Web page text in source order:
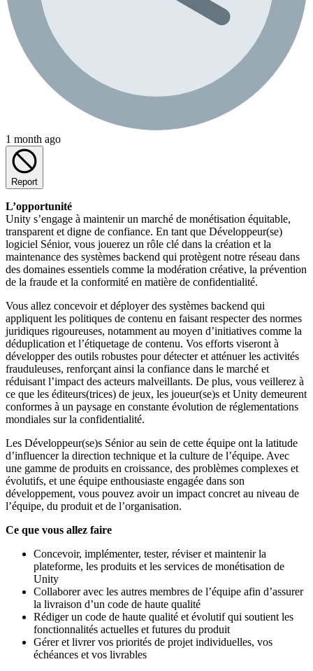
1 month ago
Report
L’opportunité
Unity s’engage à maintenir un marché de monétisation équitable,
transparent et digne de confiance. En tant que Développeur(se)
logiciel Sénior, vous jouerez un rôle clé dans la création et la
maintenance des systèmes backend qui protègent notre réseau dans
des domaines essentiels comme la modération créative, la prévention
de la fraude et la conformité en matière de confidentialité.
Vous allez concevoir et déployer des systèmes backend qui
appliquent les politiques de contenu en faisant respecter des normes
juridiques rigoureuses, notamment au moyen d’initiatives comme la
déduplication et l’étiquetage de contenu. Vos efforts viseront à
développer des outils robustes pour détecter et atténuer les activités
frauduleuses, renforçant ainsi la confiance dans le marché et
réduisant l’impact des acteurs malveillants. De plus, vous veillerez à
ce que les éditeurs(trices) de jeux, les joueur(se)s et Unity demeurent
conformes à un paysage en constante évolution de réglementations
mondiales sur la confidentialité.
Les Développeur(se)s Sénior au sein de cette équipe ont la latitude
d’influencer la direction technique et la culture de l’équipe. Avec
une gamme de produits en croissance, des problèmes complexes et
évolutifs, et une équipe enthousiaste engagée dans son
développement, vous pouvez avoir un impact concret au niveau de
l’équipe, du produit et de l’organisation.
Ce que vous allez faire
Concevoir, implémenter, tester, réviser et maintenir la
plateforme, les produits et les services de monétisation de
Unity
Collaborer avec les autres membres de l’équipe afin d’assurer
la livraison d’un code de haute qualité
Rédiger un code de haute qualité et évolutif qui soutient les
fonctionnalités actuelles et futures du produit
Gérer et livrer vos priorités de projet individuelles, vos
échéances et vos livrables